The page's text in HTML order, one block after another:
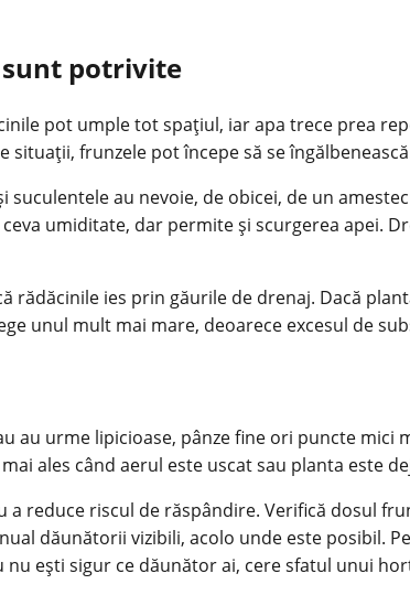
potrivite
pot umple tot spațiul, iar apa trece prea
frunzele pot începe să se
au nevoie, de obicei, de un
umiditate, dar permite și scurgerea apei.
rădăcinile ies prin găurile de drenaj. Dacă
unul mult mai mare, deoarece excesul de
au urme lipicioase, pânze fine ori puncte
ales când aerul este uscat sau planta este
a reduce riscul de răspândire. Verifică dosul
dăunătorii vizibili, acolo unde este posibil.
ești sigur ce dăunător ai, cere sfatul unui